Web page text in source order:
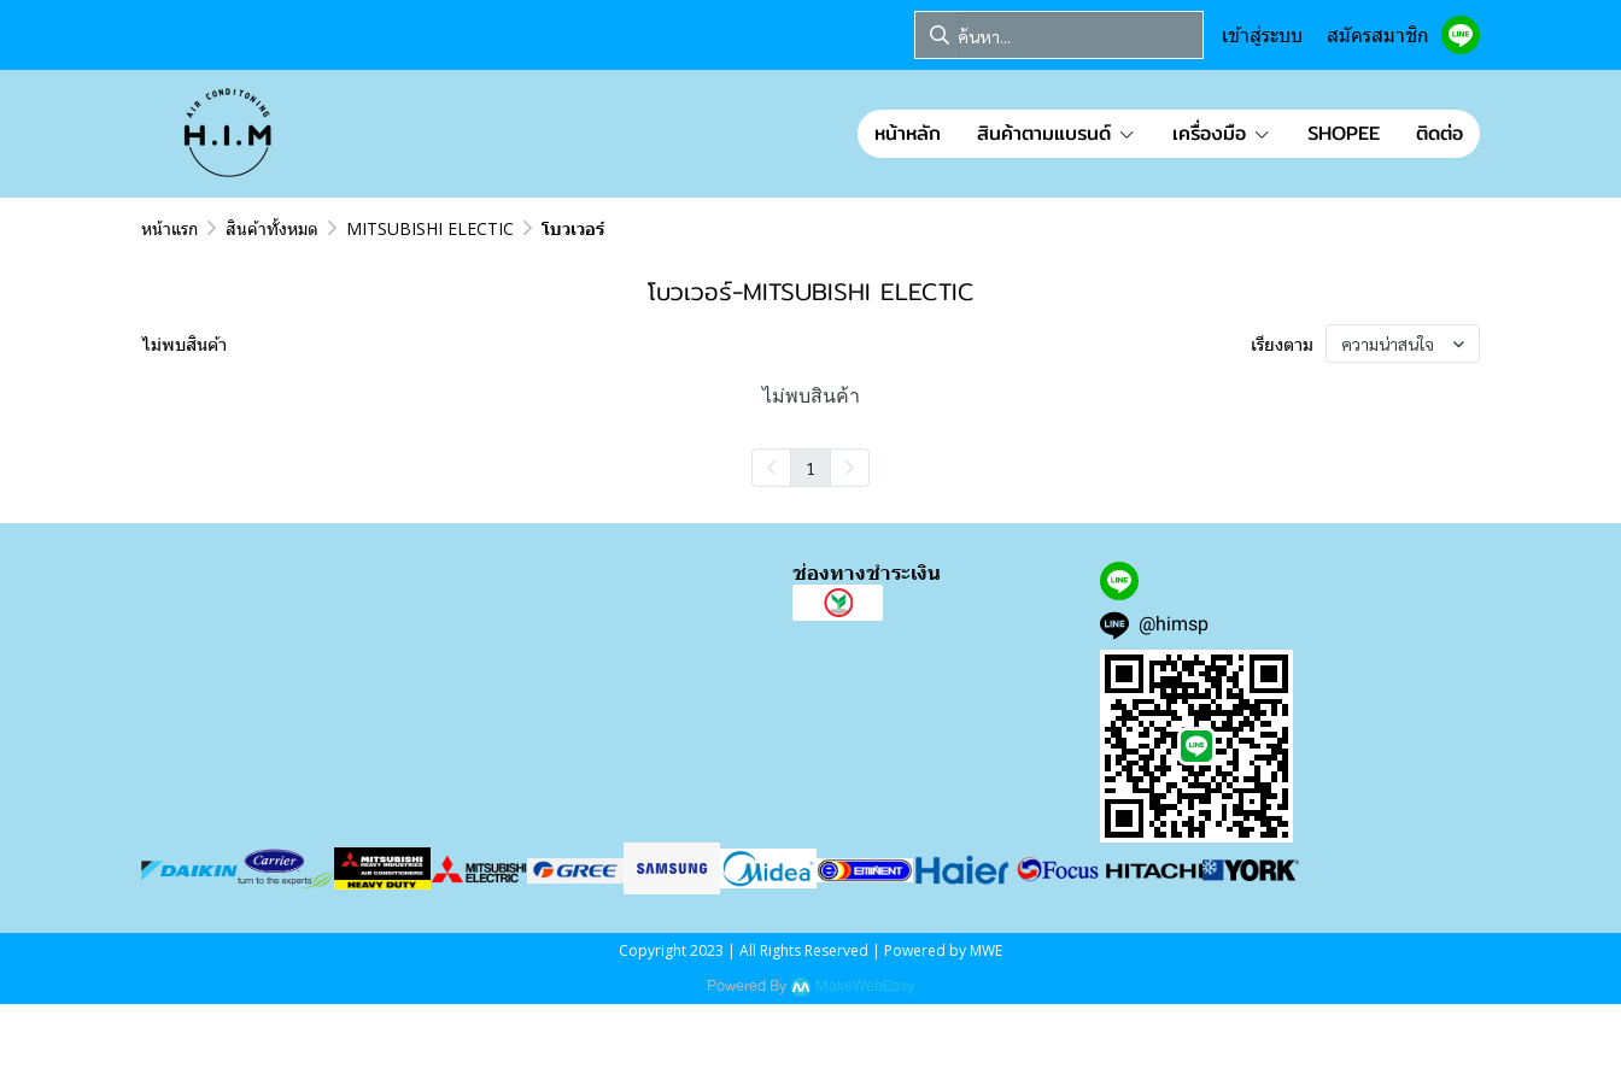
เข้าสู่ระบบ สมัครสมาชิก
หน้าหลัก สินค้าตามแบรนด์ เครื่องมือ SHOPEE ติดต่อ
หน้าแรก สินค้าทั้งหมด MITSUBISHI ELECTIC โบวเวอร์
โบวเวอร์-MITSUBISHI ELECTIC
ไม่พบสินค้า เรียงตาม ความน่าสนใจ
ไม่พบสินค้า
1
ช่องทางชำระเงิน
@himsp
Copyright 2023 | All Rights Reserved | Powered by MWE
Powered By MakeWebEasy